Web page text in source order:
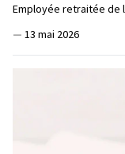
Employée retraitée de
— 13 mai 2026